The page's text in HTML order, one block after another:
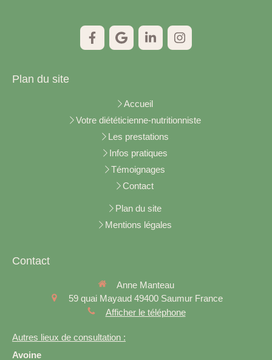
Plan du site
Accueil
Votre diététicienne-nutritionniste
Les prestations
Infos pratiques
Témoignages
Contact
Plan du site
Mentions légales
Contact
Anne Manteau
59 quai Mayaud 49400 Saumur France
Afficher le téléphone
Autres lieux de consultation :
Avoine